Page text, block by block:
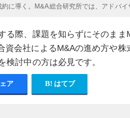
に導く。M&A総合研究所では、アドバ
る際、課題を知らずにそのま
資会社によるM&Aの進め方や
検討中の方は必見です。
ア はてブ